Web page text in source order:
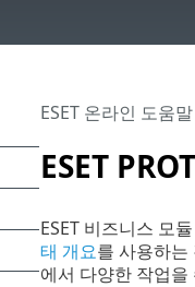
ESET
ESET 온라인 도움말
ESET 비즈니스 모
태 개요를 사용하는
에서 다양한 작업